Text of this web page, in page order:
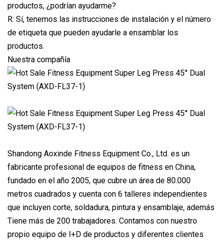
productos, ¿podrían ayudarme?
R: Sí, tenemos las instrucciones de instalación y el número
de etiqueta que pueden ayudarle a ensamblar los
productos.
Nuestra compañía
Shandong Aoxinde Fitness Equipment Co., Ltd. es un
fabricante profesional de equipos de fitness en China,
fundado en el año 2005, que cubre un área de 80.000
metros cuadrados y cuenta con 6 talleres independientes
que incluyen corte, soldadura, pintura y ensamblaje, además
Tiene más de 200 trabajadores. Contamos con nuestro
propio equipo de I+D de productos y diferentes clientes